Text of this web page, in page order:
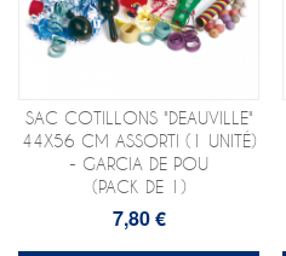
SAC COTILLONS "DEAUVILLE"
44X56 CM ASSORTI (1 UNITÉ)
- GARCIA DE POU
(PACK DE 1)
7,80 €